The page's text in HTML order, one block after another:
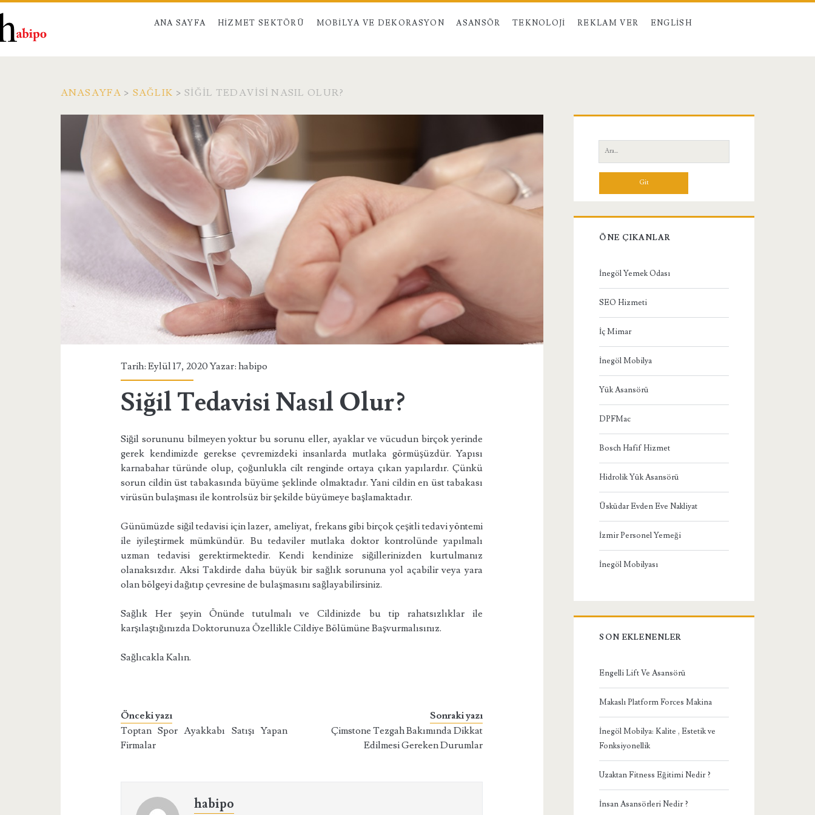
ANA SAYFA HIZMET SEKTÖRÜ MOBILYA VE DEKORASYON ASANSÖR TEKNOLOJI REKLAM VER ENGLISH
ANASAYFA > SAĞLIK >SIĞIL TEDAVISI NASIL OLUR?
Tarih: Eylül 17, 2020 Yazar:habipo
Siğil Tedavisi Nasıl Olur?
Siğil sorununu bilmeyen yoktur bu sorunu eller, ayaklar ve vücudun birçok yerinde
gerek kendimizde gerekse çevremizdeki insanlarda mutlaka görmüşüzdür. Yapısı
karnabahar türünde olup, çoğunlukla cilt renginde ortaya çıkan yapılardır. Çünkü
sorun cildin üst tabakasında büyüme şeklinde olmaktadır. Yani cildin en üst tabakası
virüsün bulaşması ile kontrolsüz bir şekilde büyümeye başlamaktadır.
Günümüzde siğil tedavisi için lazer, ameliyat, frekans gibi birçok çeşitli tedavi yöntemi
ile iyileştirmek mümkündür. Bu tedaviler mutlaka doktor kontrolünde yapılmalı
uzman tedavisi gerektirmektedir. Kendi kendinize siğillerinizden kurtulmanız
olanaksızdır. Aksi Takdirde daha büyük bir sağlık sorununa yol açabilir veya yara
olan bölgeyi dağıtıp çevresine de bulaşmasını sağlayabilirsiniz.
Sağlık Her şeyin Önünde tutulmalı ve Cildinizde bu tip rahatsızlıklar ile
karşılaştığınızda Doktorunuza Özellikle Cildiye Bölümüne Başvurmalısınız.
Sağlıcakla Kalın.
Önceki yazı
Toptan Spor Ayakkabı Satışı Yapan
Firmalar
Sonraki yazı
Çimstone Tezgah Bakımında Dikkat
Edilmesi Gereken Durumlar
habipo
Yan
Menü
Ara:
ÖNE ÇIKANLAR
İnegöl Yemek Odası
SEO Hizmeti
İç Mimar
İnegöl Mobilya
Yük Asansörü
DPFMac
Bosch Hafif Hizmet
Hidrolik Yük Asansörü
Üsküdar Evden Eve Nakliyat
İzmir Personel Yemeği
İnegöl Mobilyası
SON EKLENENLER
Engelli Lift Ve Asansörü
Makaslı Platform Forces Makina
İnegöl Mobilya: Kalite , Estetik ve
Fonksiyonellik
Uzaktan Fitness Eğitimi Nedir ?
İnsan Asansörleri Nedir ?